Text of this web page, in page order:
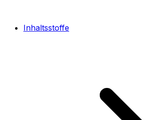
Inhaltsstoffe